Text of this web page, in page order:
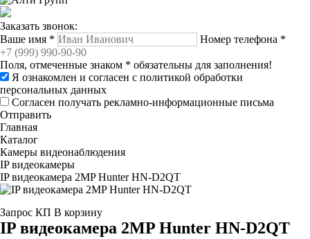
Заказать звонок:
Ваше имя * Номер телефона *
Поля, отмеченные знаком * обязательны для заполнения!
Я ознакомлен и согласен с политикой обработки
персональных данных
Согласен получать рекламно-информационные письма
Отправить
Главная
Каталог
Камеры видеонаблюдения
IP видеокамеры
IP видеокамера 2MP Hunter HN-D2QT
Запрос КП В корзину
IP видеокамера 2MP Hunter HN-D2QT